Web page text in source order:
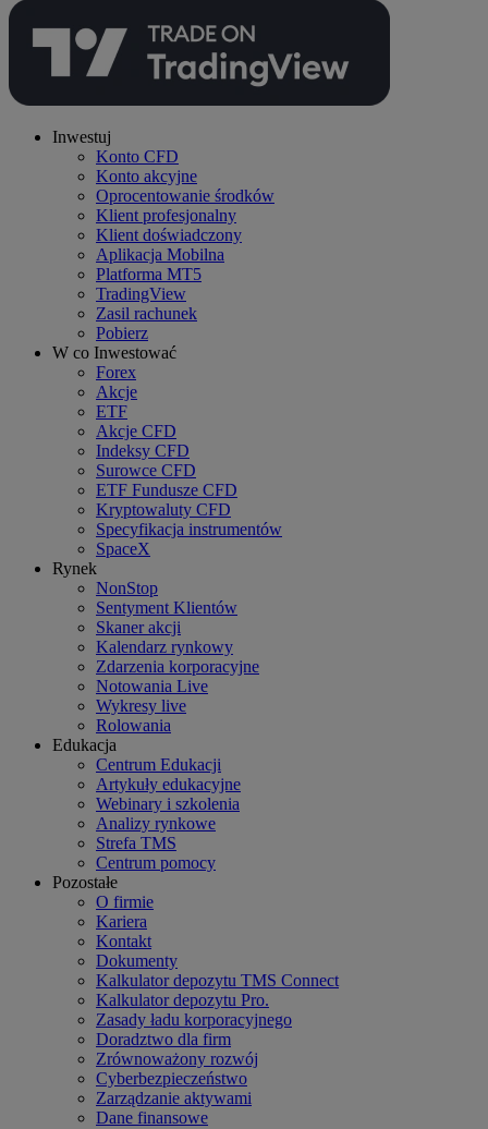
Inwestuj
Konto CFD
Konto akcyjne
Oprocentowanie środków
Klient profesjonalny
Klient doświadczony
Aplikacja Mobilna
Platforma MT5
TradingView
Zasil rachunek
Pobierz
W co Inwestować
Forex
Akcje
ETF
Akcje CFD
Indeksy CFD
Surowce CFD
ETF Fundusze CFD
Kryptowaluty CFD
Specyfikacja instrumentów
SpaceX
Rynek
NonStop
Sentyment Klientów
Skaner akcji
Kalendarz rynkowy
Zdarzenia korporacyjne
Notowania Live
Wykresy live
Rolowania
Edukacja
Centrum Edukacji
Artykuły edukacyjne
Webinary i szkolenia
Analizy rynkowe
Strefa TMS
Centrum pomocy
Pozostałe
O firmie
Kariera
Kontakt
Dokumenty
Kalkulator depozytu TMS Connect
Kalkulator depozytu Pro.
Zasady ładu korporacyjnego
Doradztwo dla firm
Zrównoważony rozwój
Cyberbezpieczeństwo
Zarządzanie aktywami
Dane finansowe